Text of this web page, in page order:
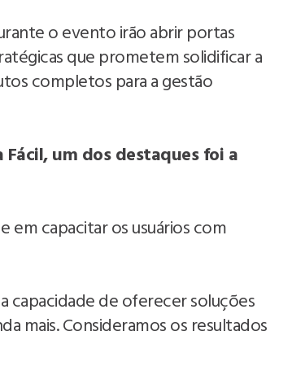
o evento irão abrir portas
que prometem solidificar a
completos para a gestão
um dos destaques foi a
em capacitar os usuários com
capacidade de oferecer soluções
mais. Consideramos os resultados